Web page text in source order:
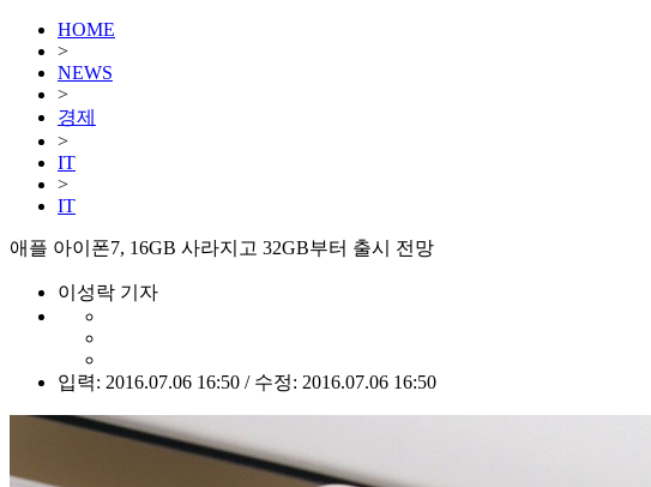
HOME
>
NEWS
>
경제
>
IT
>
IT
애플 아이폰7, 16GB 사라지고 32GB부터 출시 전망
이성락 기자
입력: 2016.07.06 16:50 / 수정: 2016.07.06 16:50